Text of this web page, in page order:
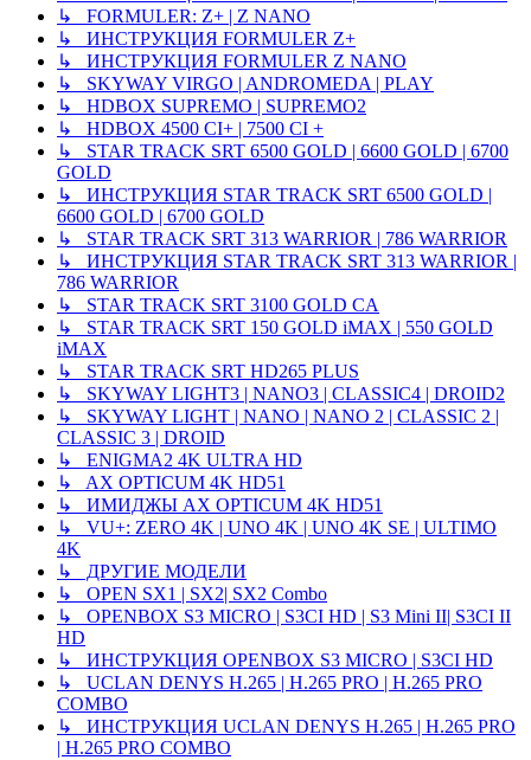
↳ FORMULER: Z+ | Z NANO
↳ ИНСТРУКЦИЯ FORMULER Z+
↳ ИНСТРУКЦИЯ FORMULER Z NANO
↳ SKYWAY VIRGO | ANDROMEDA | PLAY
↳ HDBOX SUPREMO | SUPREMO2
↳ HDBOX 4500 CI+ | 7500 CI +
↳ STAR TRACK SRT 6500 GOLD | 6600 GOLD | 6700
GOLD
↳ ИНСТРУКЦИЯ STAR TRACK SRT 6500 GOLD |
6600 GOLD | 6700 GOLD
↳ STAR TRACK SRT 313 WARRIOR | 786 WARRIOR
↳ ИНСТРУКЦИЯ STAR TRACK SRT 313 WARRIOR |
786 WARRIOR
↳ STAR TRACK SRT 3100 GOLD CA
↳ STAR TRACK SRT 150 GOLD iMAX | 550 GOLD
iMAX
↳ STAR TRACK SRT HD265 PLUS
↳ SKYWAY LIGHT3 | NANO3 | CLASSIC4 | DROID2
↳ SKYWAY LIGHT | NANO | NANO 2 | CLASSIC 2 |
CLASSIC 3 | DROID
↳ ENIGMA2 4K ULTRA HD
↳ AX OPTICUM 4K HD51
↳ ИМИДЖЫ AX OPTICUM 4K HD51
↳ VU+: ZERO 4K | UNO 4K | UNO 4K SE | ULTIMO
4K
↳ ДРУГИЕ МОДЕЛИ
↳ OPEN SX1 | SX2| SX2 Combo
↳ OPENBOX S3 MICRO | S3CI HD | S3 Mini II| S3CI II
HD
↳ ИНСТРУКЦИЯ OPENBOX S3 MICRO | S3CI HD
↳ UCLAN DENYS H.265 | H.265 PRO | H.265 PRO
COMBO
↳ ИНСТРУКЦИЯ UCLAN DENYS H.265 | H.265 PRO
| H.265 PRO COMBO